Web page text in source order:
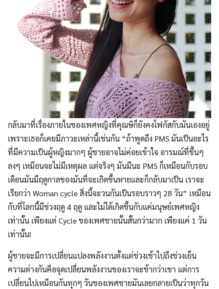
กลับมาที่เรื่องภายในของเพศหญิงที่คุณษิก็ยังคงโฟกัสกับมันเองอยู่
เพราะเธอก็เคยมีภาวะเหล่านี้เช่นกัน “ถ้าพูดถึง PMS มันเป็นอะไร
ที่มีความเป็นผู้หญิงมากๆ ผู้ชายอาจไม่ค่อยเข้าใจ อารมณ์ที่ขึ้นๆ
ลงๆ เหมือนจะไม่มีเหตุผล แต่จริงๆ มันมีนะ PMS ก็เหมือนกับรอบ
เดือนมันมีฤดูกาลของมันที่จะเกิดขึ้นหายและก็กลับมาเป็น เราจะ
เรียกว่า Woman cycle สิ่งนี้จะวนกันเป็นรอบราวๆ 28 วัน” เหมือน
กับที่โลกนี้มีช่วงฤดู 4 ฤดู และไม่ได้เกิดขึ้นกับแค่มนุษย์เพศหญิง
เท่านั้น เพียงแต่ Cycle ของเพศชายนั้นสั้นกว่ามาก เพียงแค่ 1 วัน
เท่านั้น!
ผู้ชายจะมีการเปลี่ยนแปลงพลังงานตั้งแต่ช่วงเช้าไปถึงช่วงเย็น
ความต่างกันคือจุดเปลี่ยนพลังงานของเราจะช้ากว่าเขา แต่การ
เปลี่ยนไปเหมือนกันทุกๆ วันของเพศชายมันเลยกลายเป็นว่าทุกวัน